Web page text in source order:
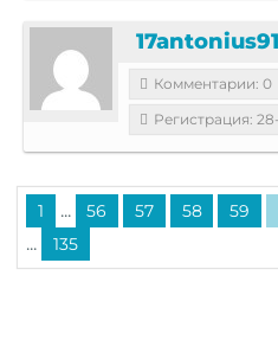
17antonius91
Комментарии: 0
Регистрация:
1 ... 56 57 58 59
... 135